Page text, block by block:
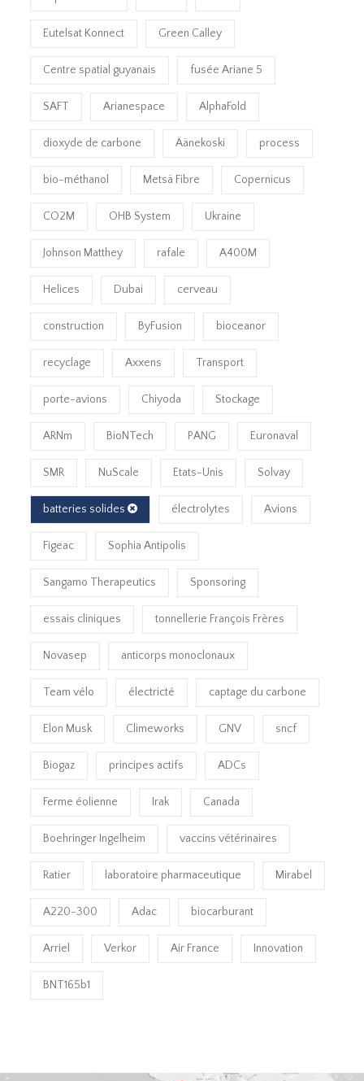
Eutelsat Konnect Green Calley
Centre spatial guyanais fusée Ariane 5
SAFT Arianespace AlphaFold
dioxyde de carbone Äänekoski process
bio-méthanol Metsä Fibre Copernicus
CO2M OHB System Ukraine
Johnson Matthey rafale A400M
Helices Dubai cerveau
construction ByFusion bioceanor
recyclage Axxens Transport
porte-avions Chiyoda Stockage
ARNm BioNTech PANG Euronaval
SMR NuScale Etats-Unis Solvay
batteries solides électrolytes Avions
Figeac Sophia Antipolis
Sangamo Therapeutics Sponsoring
essais cliniques tonnellerie François Frères
Novasep anticorps monoclonaux
Team vélo électricté captage du carbone
Elon Musk Climeworks GNV sncf
Biogaz principes actifs ADCs
Ferme éolienne Irak Canada
Boehringer Ingelheim vaccins vétérinaires
Ratier laboratoire pharmaceutique Mirabel
A220-300 Adac biocarburant
Arriel Verkor Air France Innovation
BNT165b1